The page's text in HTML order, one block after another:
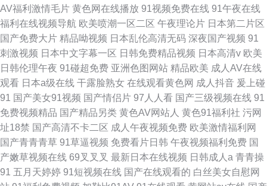
AV福利激情毛片 黄色网在线播放 91视频免费在线 91午夜在线
福利在线视频导航 欧美喷潮一区二区 午夜理论片 日本第二片区
国产免费大片 精品呦视频 日本乱伦高清无码 深夜国产视频 91
刺激视频 日本中文字幕一区 日韩免费精品视频 日本高清v 欧美
日韩伦理午夜 91碰超免费 亚洲色图网站 精品欧美 成人AV在线
观看 日本a级在线 干露脸熟女 在线观看黄色网 成人抖音 爰上碰
91 国产美女91视频 国产情侣片 97人人看 国产三级视频在线 91
免费视频精品 国产精品另类 黄色AV网站人 黄色91福利社 污网
址18禁 国产高清不卡二区 成人午夜视频免费 欧美激情福利网
国产青青青草 91草逼视频 免费看片日韩 午夜视频福利免费 国
产嫩草视频在线 69叉叉叉 最新日本在线视频 日韩成人a 青青操
91 五月天婷婷 91短视频在线 国产在线观看的 白丝美女自慰网